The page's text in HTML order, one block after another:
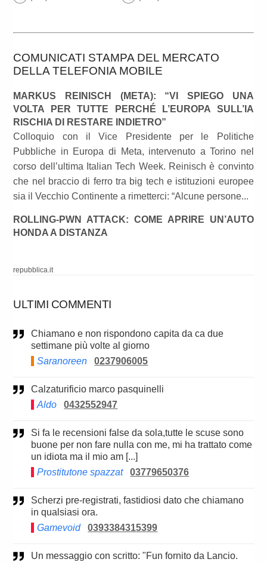
COMUNICATI STAMPA DEL MERCATO
DELLA TELEFONIA MOBILE
MARKUS REINISCH (META): “VI SPIEGO UNA
VOLTA PER TUTTE PERCHÉ L’EUROPA SULL’IA
RISCHIA DI RESTARE INDIETRO”
Colloquio con il Vice Presidente per le Politiche
Pubbliche in Europa di Meta, intervenuto a Torino nel
corso dell’ultima Italian Tech Week. Reinisch è convinto
che nel braccio di ferro tra big tech e istituzioni europee
sia il Vecchio Continente a rimetterci: “Alcune persone...
ROLLING-PWN ATTACK: COME APRIRE UN’AUTO
HONDA A DISTANZA
repubblica.it
ULTIMI COMMENTI
Chiamano e non rispondono capita da ca due
settimane più volte al giorno
Saranoreen
0237906005
Calzaturificio marco pasquinelli
Aldo
0432552947
Si fa le recensioni false da sola,tutte le scuse sono
buone per non fare nulla con me, mi ha trattato come
un idiota ma il mio am [...]
Prostitutone spazzat
03779650376
Scherzi pre-registrati, fastidiosi dato che chiamano
in qualsiasi ora.
Gamevoid
0393384315399
Un messaggio con scritto: "Fun fornito da Lancio.